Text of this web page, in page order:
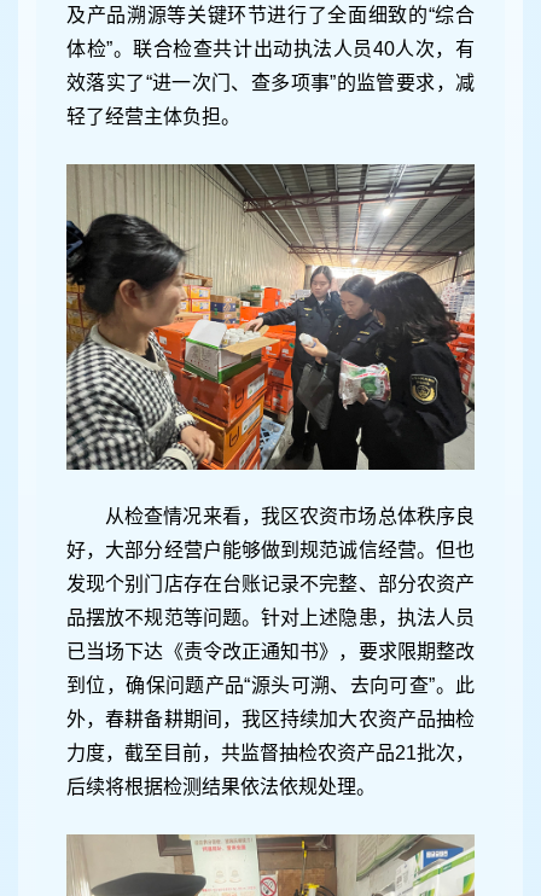
及产品溯源等关键环节进行了全面细致的“综合
体检”。联合检查共计出动执法人员40人次，有
效落实了“进一次门、查多项事”的监管要求，减
轻了经营主体负担。
从检查情况来看，我区农资市场总体秩序良
好，大部分经营户能够做到规范诚信经营。但也
发现个别门店存在台账记录不完整、部分农资产
品摆放不规范等问题。针对上述隐患，执法人员
已当场下达《责令改正通知书》，要求限期整改
到位，确保问题产品“源头可溯、去向可查”。此
外，春耕备耕期间，我区持续加大农资产品抽检
力度，截至目前，共监督抽检农资产品21批次，
后续将根据检测结果依法依规处理。